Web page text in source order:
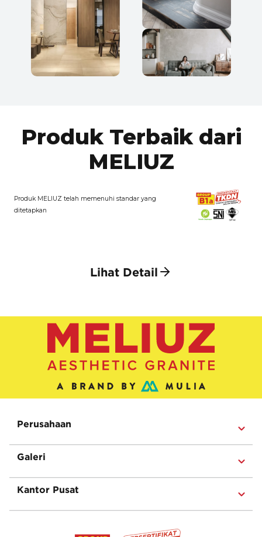
Produk Terbaik dari
MELIUZ
Produk MELIUZ telah memenuhi standar yang
ditetapkan
Lihat Detail
Perusahaan
Galeri
Kantor Pusat